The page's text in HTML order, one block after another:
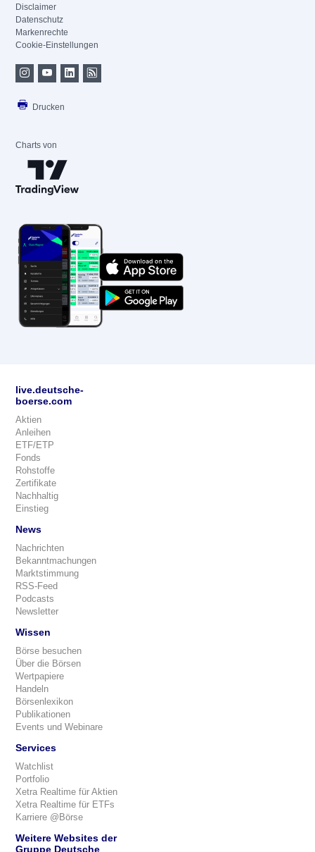
Disclaimer
Datenschutz
Markenrechte
Cookie-Einstellungen
Drucken
Charts von
live.deutsche-
boerse.com
Aktien
Anleihen
ETF/ETP
Fonds
Rohstoffe
Zertifikate
Nachhaltig
Einstieg
News
Nachrichten
Bekanntmachungen
Marktstimmung
RSS-Feed
Podcasts
Newsletter
Wissen
Börse besuchen
Über die Börsen
Wertpapiere
Handeln
Börsenlexikon
Publikationen
Events und Webinare
Services
Watchlist
Portfolio
Xetra Realtime für Aktien
Xetra Realtime für ETFs
Karriere @Börse
Weitere Websites der
Gruppe Deutsche